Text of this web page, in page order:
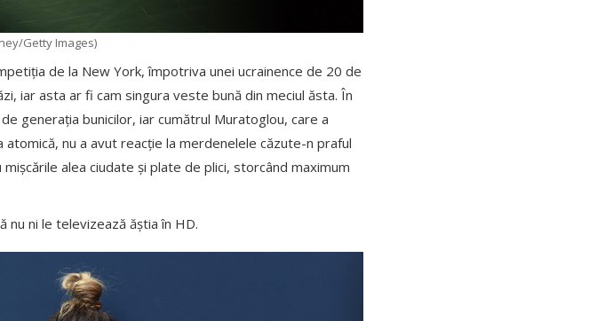
Getty Images)
de la New York, împotriva unei ucrainence de 20 de
iar asta ar fi cam singura veste bună din meciul ăsta. În
generația bunicilor, iar cumătrul Muratoglou, care a
nu a avut reacție la merdenelele căzute-n praful
alea ciudate și plate de plici, storcând maximum
nu ni le televizează ăștia în HD.